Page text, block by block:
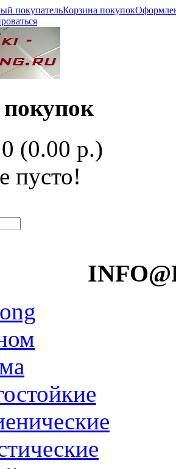
покупательКорзина покупок
(0.00 р.)
пусто!